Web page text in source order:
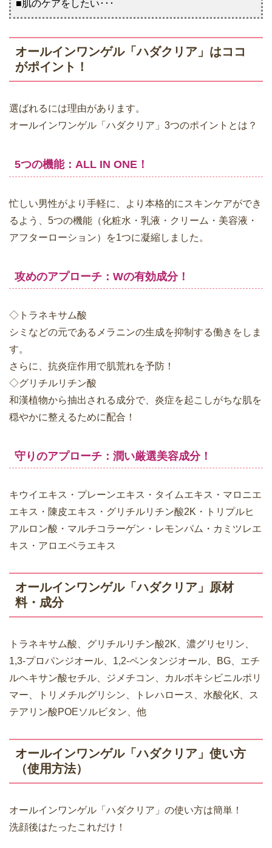
■肌のケアをしたい･･･
オールインワンゲル「ハダクリア」はココ
がポイント！
選ばれるには理由があります。
オールインワンゲル「ハダクリア」3つのポイントとは？
5つの機能：ALL IN ONE！
忙しい男性がより手軽に、より本格的にスキンケアができ
るよう、5つの機能（化粧水・乳液・クリーム・美容液・
アフターローション）を1つに凝縮しました。
攻めのアプローチ：Wの有効成分！
◇トラネキサム酸
シミなどの元であるメラニンの生成を抑制する働きをしま
す。
さらに、抗炎症作用で肌荒れを予防！
◇グリチルリチン酸
和漢植物から抽出される成分で、炎症を起こしがちな肌を
穏やかに整えるために配合！
守りのアプローチ：潤い厳選美容成分！
キウイエキス・プレーンエキス・タイムエキス・マロニエ
エキス・陳皮エキス・グリチルリチン酸2K・トリプルヒ
アルロン酸・マルチコラーゲン・レモンパム・カミツレエ
キス・アロエベラエキス
オールインワンゲル「ハダクリア」原材
料・成分
トラネキサム酸、グリチルリチン酸2K、濃グリセリン、
1,3-プロパンジオール、1,2-ペンタンジオール、BG、エチ
ルヘキサン酸セチル、ジメチコン、カルボキシビニルポリ
マー、トリメチルグリシン、トレハロース、水酸化K、ス
テアリン酸POEソルビタン、他
オールインワンゲル「ハダクリア」使い方
（使用方法）
オールインワンゲル「ハダクリア」の使い方は簡単！
洗顔後はたったこれだけ！